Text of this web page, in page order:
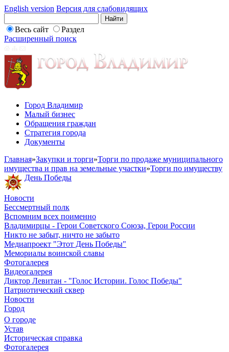
English version Версия для слабовидящих
Весь сайт
Раздел
Расширенный поиск
Город Владимир
Малый бизнес
Обращения граждан
Стратегия города
Документы
Главная»Закупки и торги»Торги по продаже муниципального
имущества и прав на земельные участки»Торги по имуществу
День Победы
Новости
Бессмертный полк
Вспомним всех поименно
Владимирцы - Герои Советского Союза, Герои России
Никто не забыт, ничто не забыто
Медиапроект "Этот День Победы"
Мемориалы воинской славы
Фотогалерея
Видеогалерея
Диктор Левитан - "Голос Истории. Голос Победы"
Патриотический сквер
Новости
Город
О городе
Устав
Историческая справка
Фотогалерея